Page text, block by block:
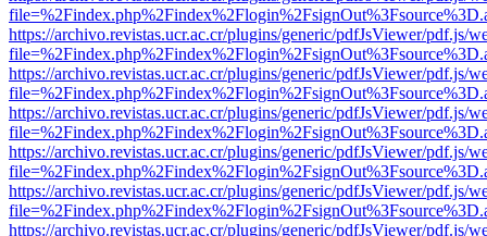
https://archivo.revistas.ucr.ac.cr/plugins/generic/pdfJsViewer/pdf.js/
https://archivo.revistas.ucr.ac.cr/plugins/generic/pdfJsViewer/pdf.js/
https://archivo.revistas.ucr.ac.cr/plugins/generic/pdfJsViewer/pdf.js/
https://archivo.revistas.ucr.ac.cr/plugins/generic/pdfJsViewer/pdf.js/
https://archivo.revistas.ucr.ac.cr/plugins/generic/pdfJsViewer/pdf.js/
https://archivo.revistas.ucr.ac.cr/plugins/generic/pdfJsViewer/pdf.js/